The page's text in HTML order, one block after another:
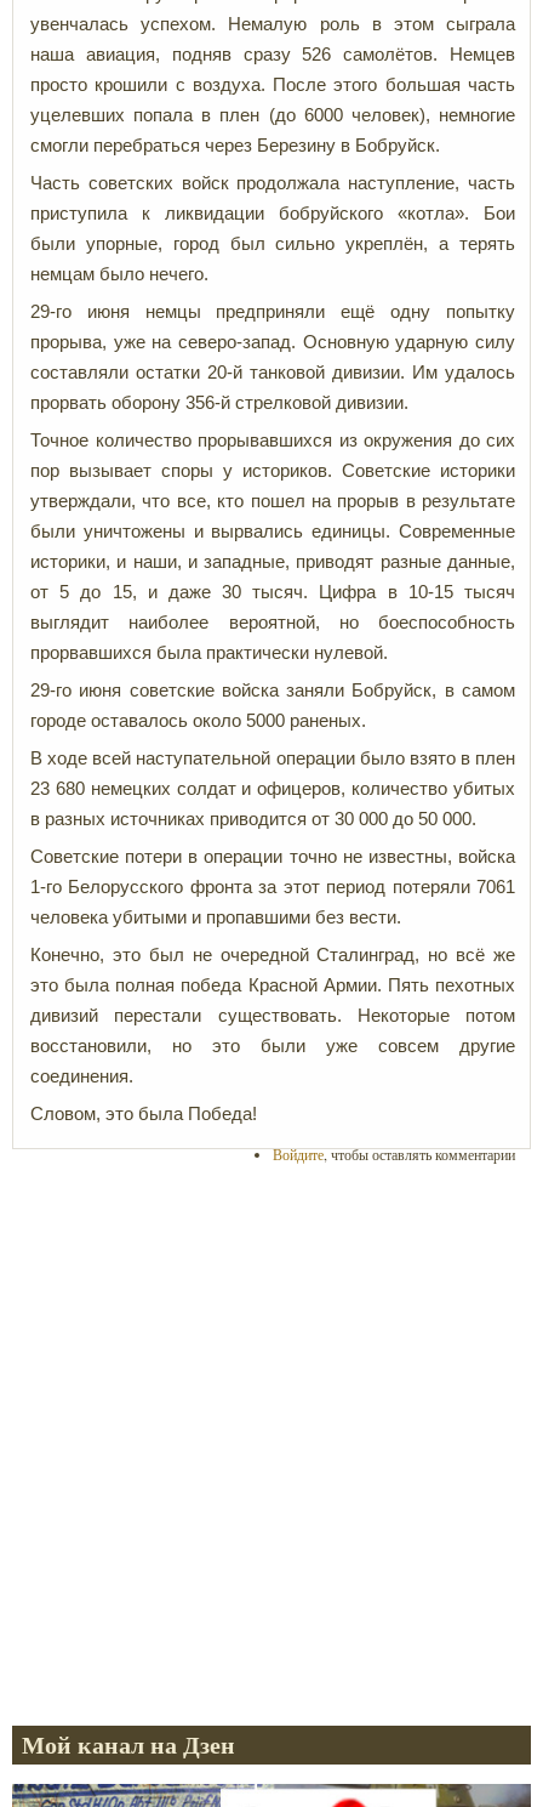
увенчалась успехом. Немалую роль в этом сыграла
наша авиация, подняв сразу 526 самолётов. Немцев
просто крошили с воздуха. После этого большая часть
уцелевших попала в плен (до 6000 человек), немногие
смогли перебраться через Березину в Бобруйск.
Часть советских войск продолжала наступление, часть
приступила к ликвидации бобруйского «котла». Бои
были упорные, город был сильно укреплён, а терять
немцам было нечего.
29-го июня немцы предприняли ещё одну попытку
прорыва, уже на северо-запад. Основную ударную силу
составляли остатки 20-й танковой дивизии. Им удалось
прорвать оборону 356-й стрелковой дивизии.
Точное количество прорывавшихся из окружения до сих
пор вызывает споры у историков. Советские историки
утверждали, что все, кто пошел на прорыв в результате
были уничтожены и вырвались единицы. Современные
историки, и наши, и западные, приводят разные данные,
от 5 до 15, и даже 30 тысяч. Цифра в 10-15 тысяч
выглядит наиболее вероятной, но боеспособность
прорвавшихся была практически нулевой.
29-го июня советские войска заняли Бобруйск, в самом
городе оставалось около 5000 раненых.
В ходе всей наступательной операции было взято в плен
23 680 немецких солдат и офицеров, количество убитых
в разных источниках приводится от 30 000 до 50 000.
Советские потери в операции точно не известны, войска
1-го Белорусского фронта за этот период потеряли 7061
человека убитыми и пропавшими без вести.
Конечно, это был не очередной Сталинград, но всё же
это была полная победа Красной Армии. Пять пехотных
дивизий перестали существовать. Некоторые потом
восстановили, но это были уже совсем другие
соединения.
Словом, это была Победа!
Войдите, чтобы оставлять комментарии
Мой канал на Дзен